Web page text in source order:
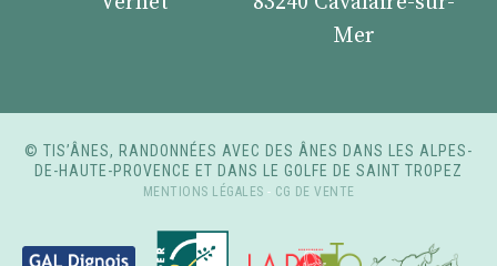
Mer
© TIS’ÂNES, RANDONNÉES AVEC DES ÂNES DANS LES ALPES-
DE-HAUTE-PROVENCE ET DANS LE GOLFE DE SAINT TROPEZ
MENTIONS LÉGALES - CG DE VENTE